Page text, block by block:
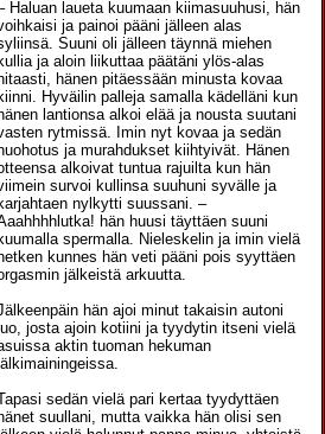
Haluan laueta kuumaan kiimasuuhusi, hän
ja painoi pääni jälleen alas
Suuni oli jälleen täynnä miehen
kullia ja aloin liikuttaa päätäni ylös-alas
hitaasti, hänen pitäessään minusta kovaa
kiinni. Hyväilin palleja samalla kädelläni kun
hänen lantionsa alkoi elää ja nousta suutani
rytmissä. Imin nyt kovaa ja sedän
huohotus ja murahdukset kiihtyivät. Hänen
alkoivat tuntua rajuilta kun hän
survoi kullinsa suuhuni syvälle ja
karjahtaen nylkytti suussani. –
hän huusi täyttäen suuni
kuumalla spermalla. Nieleskelin ja imin vielä
hetken kunnes hän veti pääni pois syyttäen
jälkeistä arkuutta.
hän ajoi minut takaisin autoni
luo, josta ajoin kotiini ja tyydytin itseni vielä
aktin tuoman hekuman
sedän vielä pari kertaa tyydyttäen
hänet suullani, mutta vaikka hän olisi sen